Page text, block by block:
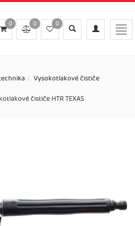
Toggle
navigation
Toggle
search
0
0
0
Vysokotlakové čističe
čističe HTR TEXAS